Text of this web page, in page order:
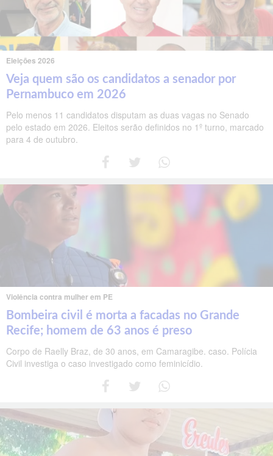
Eleições 2026
Veja quem são os candidatos a senador por
Pernambuco em 2026
Pelo menos 11 candidatos disputam as duas vagas no Senado
pelo estado em 2026. Eleitos serão definidos no 1º turno, marcado
para 4 de outubro.
Violência contra mulher em PE
Bombeira civil é morta a facadas no Grande
Recife; homem de 63 anos é preso
Corpo de Raelly Braz, de 30 anos, em Camaragibe. caso. Polícia
Civil investiga o caso investigado como feminicídio.